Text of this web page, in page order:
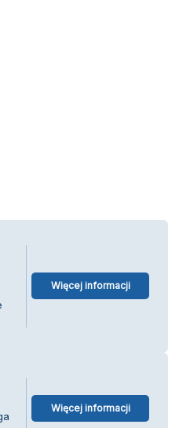
Więcej informacji
Więcej informacji